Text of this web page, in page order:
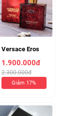
Versace Eros
Flame Đỏ 100ml
(Chiết 10ml
240k)
1.900.000đ
2.300.000đ
Giảm 17%